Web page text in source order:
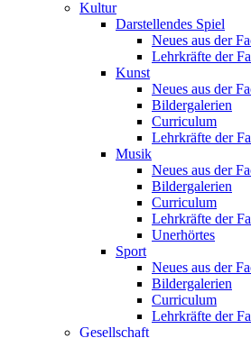
Kultur
Darstellendes Spiel
Neues aus der
Lehrkräfte der
Kunst
Neues aus der
Bildergalerien
Curriculum
Lehrkräfte der
Musik
Neues aus der
Bildergalerien
Curriculum
Lehrkräfte der
Unerhörtes
Sport
Neues aus der
Bildergalerien
Curriculum
Lehrkräfte der
Gesellschaft